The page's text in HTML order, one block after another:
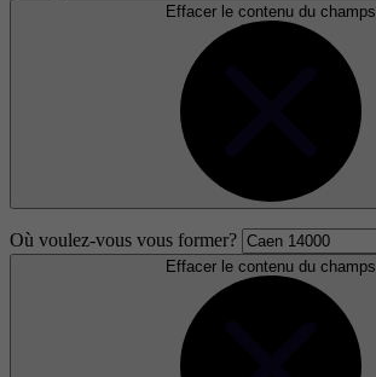
Effacer le contenu du champs
Où voulez-vous vous former?
Effacer le contenu du champs